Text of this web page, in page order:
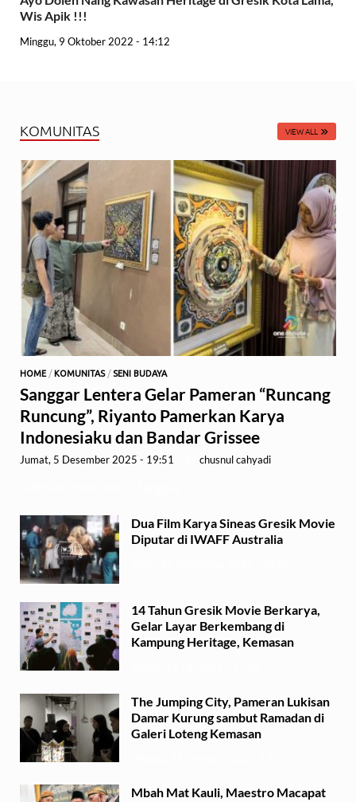
Wis Apik !!!
Minggu, 9 Oktober 2022 - 14:12
KOMUNITAS VIEW ALL
HOME / KOMUNITAS/ SENI BUDAYA
Sanggar Lentera Gelar Pameran “Runcang
Runcung”, Riyanto Pamerkan Karya
Indonesiaku dan Bandar Grissee
Jumat, 5 Desember 2025 - 19:51 chusnul cahyadi
Dua Film Karya Sineas Gresik Movie
Diputar di IWAFF Australia
14 Tahun Gresik Movie Berkarya,
Gelar Layar Berkembang di
Kampung Heritage, Kemasan
The Jumping City, Pameran Lukisan
Damar Kurung sambut Ramadan di
Galeri Loteng Kemasan
Mbah Mat Kauli, Maestro Macapat